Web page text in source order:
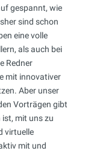
gespannt, wie
sind schon
eine volle
als auch bei
Redner
mit innovativer
Aber unser
Vorträgen gibt
ist, mit uns zu
virtuelle
mit und